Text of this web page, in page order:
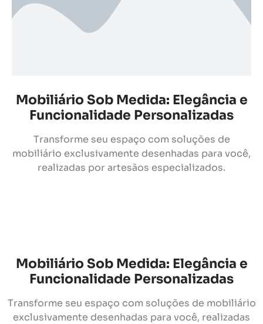
Mobiliário Sob Medida: Elegância e
Funcionalidade Personalizadas
Transforme seu espaço com soluções de
mobiliário exclusivamente desenhadas para você,
realizadas por artesãos especializados.
Mobiliário Sob Medida: Elegância e
Funcionalidade Personalizadas
Transforme seu espaço com soluções de mobiliário
exclusivamente desenhadas para você, realizadas